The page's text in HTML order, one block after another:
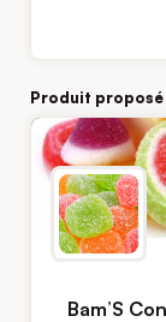
Produit
Bam’S